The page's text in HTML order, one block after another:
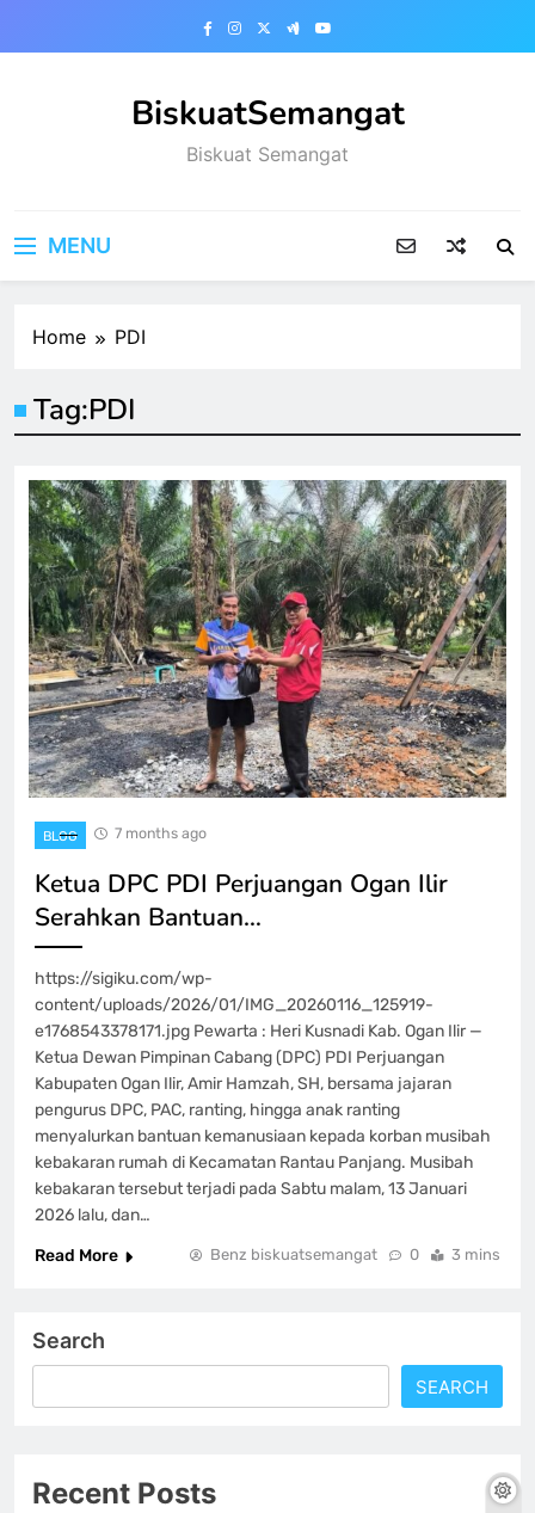
BiskuatSemangat
Biskuat Semangat
MENU
Home PDI
Tag:PDI
BLOG 7 months ago
Ketua DPC PDI Perjuangan Ogan Ilir
Serahkan Bantuan…
https://sigiku.com/wp-
content/uploads/2026/01/IMG_20260116_125919-
e1768543378171.jpg Pewarta : Heri Kusnadi Kab. Ogan Ilir —
Ketua Dewan Pimpinan Cabang (DPC) PDI Perjuangan
Kabupaten Ogan Ilir, Amir Hamzah, SH, bersama jajaran
pengurus DPC, PAC, ranting, hingga anak ranting
menyalurkan bantuan kemanusiaan kepada korban musibah
kebakaran rumah di Kecamatan Rantau Panjang. Musibah
kebakaran tersebut terjadi pada Sabtu malam, 13 Januari
2026 lalu, dan…
Read More
Benz biskuatsemangat 0 3 mins
Search
SEARCH
Recent Posts